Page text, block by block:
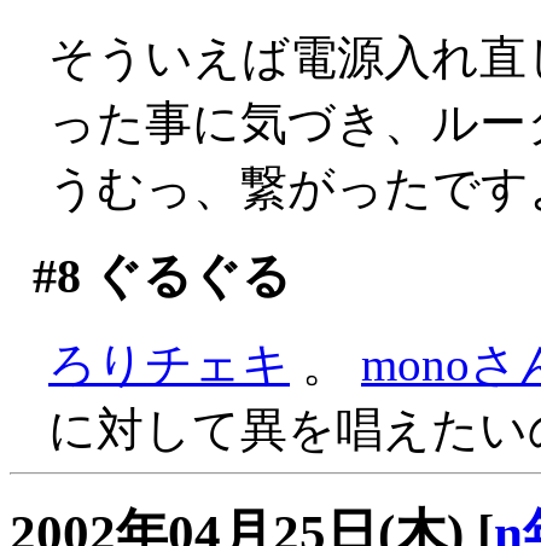
そういえば電源入れ
った事に気づき、ル
うむっ、繋がったで
#8 ぐるぐる
ろりチェキ 。 monoさ
に対して異を唱えた
2002年04月25日(木) [n